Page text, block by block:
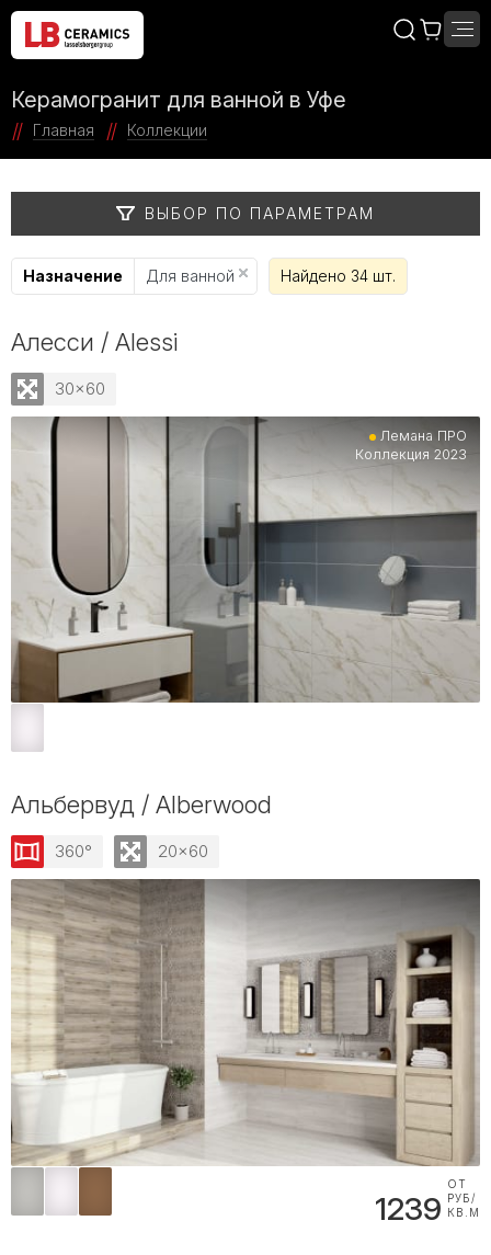
Керамогранит для ванной в Уфе
Главная Коллекции
ВЫБОР ПО ПАРАМЕТРАМ
Назначение Для ванной Найдено 34 шт.
Алесси / Alessi
30x60
Лемана ПРО
Коллекция 2023
Альбервуд / Alberwood
360° 20x60
1239
ОТ
РУБ/
КВ.М